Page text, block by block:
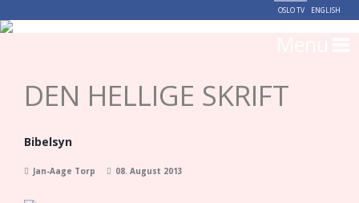
OSLO TV ENGLISH
DEN HELLIGE SKRIFT
Bibelsyn
Jan-Aage Torp 08. August 2013